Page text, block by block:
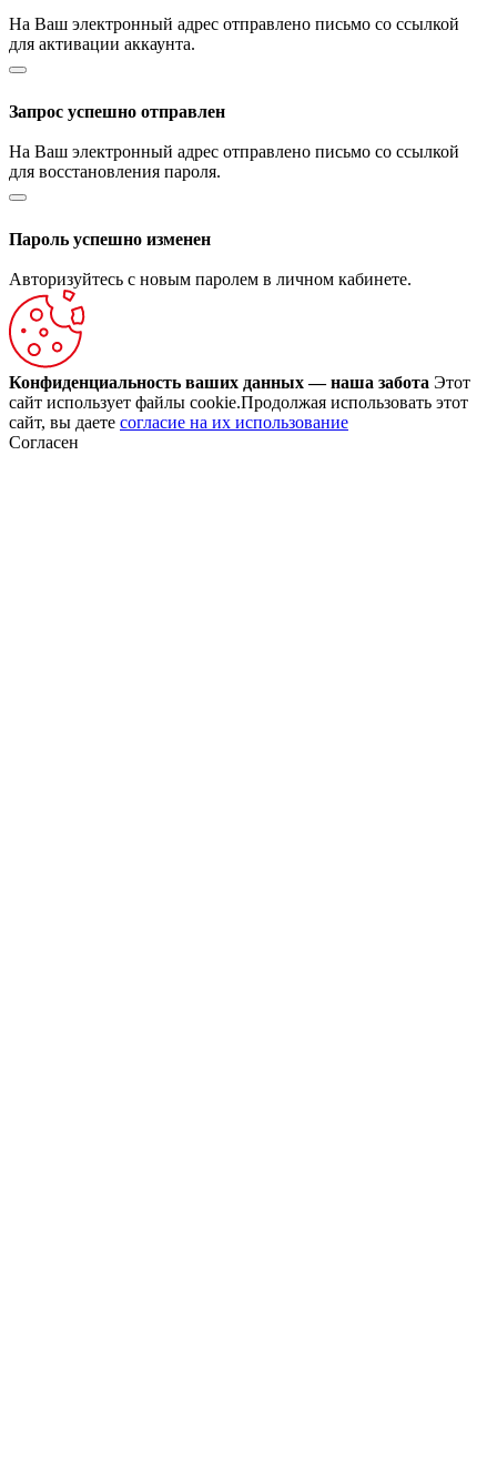
На Ваш электронный адрес отправлено письмо со ссылкой
для активации аккаунта.
Запрос успешно отправлен
На Ваш электронный адрес отправлено письмо со ссылкой
для восстановления пароля.
Пароль успешно изменен
Авторизуйтесь с новым паролем в личном кабинете.
Конфиденциальность ваших данных — наша забота Этот
сайт использует файлы cookie.Продолжая использовать этот
сайт, вы даете согласие на их использование
Согласен